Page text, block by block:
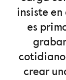
insiste
es
crear